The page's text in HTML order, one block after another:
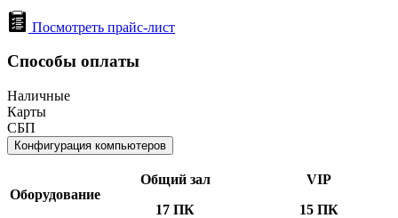
Посмотреть прайс-лист
Способы оплаты
Наличные
Карты
СБП
Конфигурация компьютеров
Оборудование
Общий зал
17 ПК
VIP
15 ПК